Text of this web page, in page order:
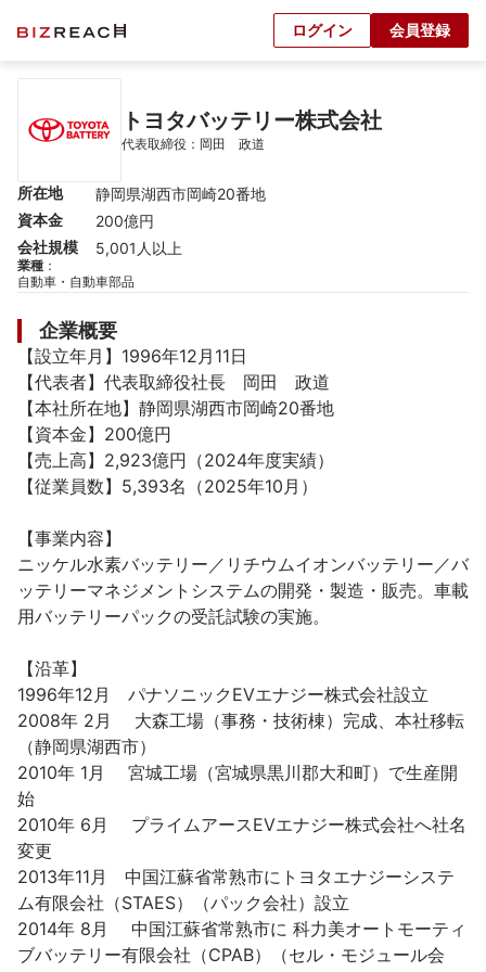
ログイン 会員登録
トヨタバッテリー株式会社
代表取締役：岡田　政道
所在地
静岡県湖西市岡崎20番地
資本金
200億円
会社規模
5,001人以上
業種 ：
自動車・自動車部品
企業概要
【設立年月】1996年12月11日
【代表者】代表取締役社長　岡田　政道
【本社所在地】静岡県湖西市岡崎20番地
【資本金】200億円
【売上高】2,923億円（2024年度実績）
【従業員数】5,393名（2025年10月）
【事業内容】
ニッケル水素バッテリー／リチウムイオンバッテリー／バ
ッテリーマネジメントシステムの開発・製造・販売。車載
用バッテリーパックの受託試験の実施。
【沿革】
1996年12月　パナソニックEVエナジー株式会社設立
2008年 2月　 大森工場（事務・技術棟）完成、本社移転
（静岡県湖西市）
2010年 1月　 宮城工場（宮城県黒川郡大和町）で生産開
始
2010年 6月　 プライムアースEVエナジー株式会社へ社名
変更
2013年11月　中国江蘇省常熟市にトヨタエナジーシステ
ム有限会社（STAES）（パック会社）設立
2014年 8月　 中国江蘇省常熟市に 科力美オートモーティ
ブバッテリー有限会社（CPAB）（セル・モジュール会